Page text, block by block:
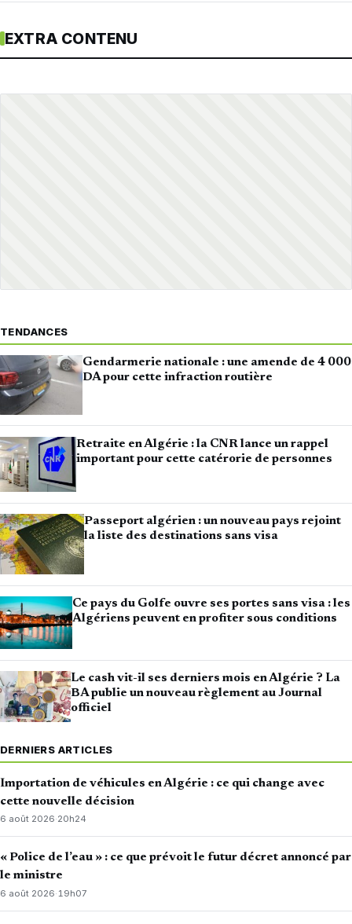
EXTRA CONTENU
TENDANCES
Gendarmerie nationale : une amende de 4 000
DA pour cette infraction routière
Retraite en Algérie : la CNR lance un rappel
important pour cette catérorie de personnes
Passeport algérien : un nouveau pays rejoint
la liste des destinations sans visa
Ce pays du Golfe ouvre ses portes sans visa : les
Algériens peuvent en profiter sous conditions
Le cash vit-il ses derniers mois en Algérie ? La
BA publie un nouveau règlement au Journal
officiel
DERNIERS ARTICLES
Importation de véhicules en Algérie : ce qui change avec
cette nouvelle décision
6 août 2026·20h24
« Police de l’eau » : ce que prévoit le futur décret annoncé par
le ministre
6 août 2026· 19h07